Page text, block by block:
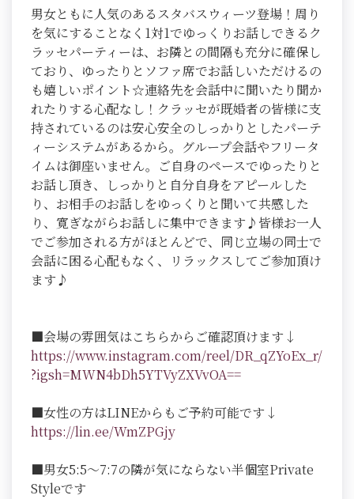
男女ともに人気のあるスタバスウィーツ登場！周り
を気にすることなく1対1でゆっくりお話しできるク
ラッセパーティーは、お隣との間隔も充分に確保し
ており、ゆったりとソファ席でお話しいただけるの
も嬉しいポイント☆連絡先を会話中に聞いたり聞か
れたりする心配なし！クラッセが既婚者の皆様に支
持されているのは安心安全のしっかりとしたパーテ
ィーシステムがあるから。グループ会話やフリータ
イムは御座いません。ご自身のペースでゆったりと
お話し頂き、しっかりと自分自身をアピールした
り、お相手のお話しをゆっくりと聞いて共感した
り、寛ぎながらお話しに集中できます♪皆様お一人
でご参加される方がほとんどで、同じ立場の同士で
会話に困る心配もなく、リラックスしてご参加頂け
ます♪
■会場の雰囲気はこちらからご確認頂けます↓
https://www.instagram.com/reel/DR_qZYoEx_r/
?igsh=MWN4bDh5YTVyZXVvOA==
■女性の方はLINEからもご予約可能です↓
https://lin.ee/WmZPGjy
■男女5:5～7:7の隣が気にならない半個室Private
Styleです